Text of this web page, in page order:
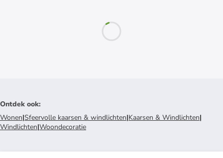
Ontdek ook:
Wonen|Sfeervolle kaarsen & windlichten|Kaarsen & Windlichten|
Windlichten|Woondecoratie